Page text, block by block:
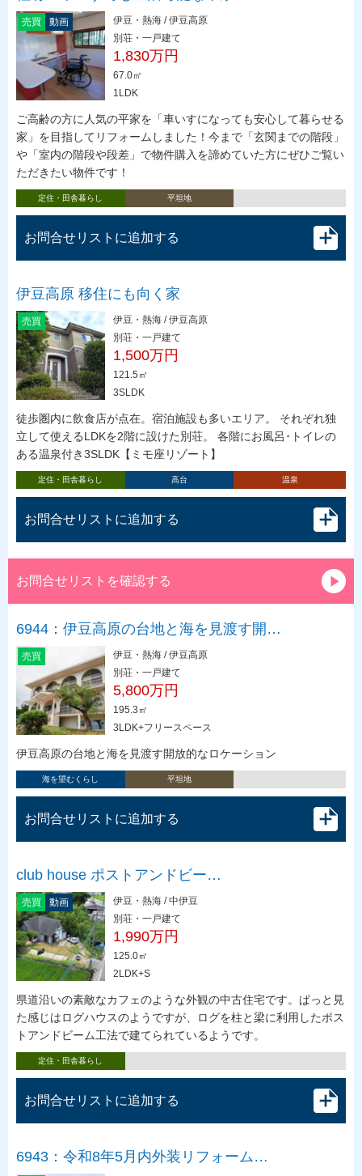
売買 動画
伊豆・熱海 / 伊豆高原
別荘・一戸建て
1,830万円
67.0㎡
1LDK
ご高齢の方に人気の平家を「車いすになっても安心して暮らせる
家」を目指してリフォームしました！今まで「玄関までの階段」
や「室内の階段や段差」で物件購入を諦めていた方にぜひご覧い
ただきたい物件です！
定住・田舎暮らし 平坦地
お問合せリストに追加する
伊豆高原 移住にも向く家
売買
伊豆・熱海 / 伊豆高原
別荘・一戸建て
1,500万円
121.5㎡
3SLDK
徒歩圏内に飲食店が点在。宿泊施設も多いエリア。 それぞれ独
立して使えるLDKを2階に設けた別荘。 各階にお風呂･トイレの
ある温泉付き3SLDK【ミモ座リゾート】
定住・田舎暮らし 高台 温泉
お問合せリストに追加する
お問合せリストを確認する
6944：伊豆高原の台地と海を見渡す開…
売買
伊豆・熱海 / 伊豆高原
別荘・一戸建て
5,800万円
195.3㎡
3LDK+フリースペース
伊豆高原の台地と海を見渡す開放的なロケーション
海を望むくらし 平坦地
お問合せリストに追加する
club house ポストアンドビー…
売買 動画
伊豆・熱海 / 中伊豆
別荘・一戸建て
1,990万円
125.0㎡
2LDK+S
県道沿いの素敵なカフェのような外観の中古住宅です。ぱっと見
た感じはログハウスのようですが、ログを柱と梁に利用したポス
トアンドビーム工法で建てられているようです。
定住・田舎暮らし
お問合せリストに追加する
6943：令和8年5月内外装リフォーム…